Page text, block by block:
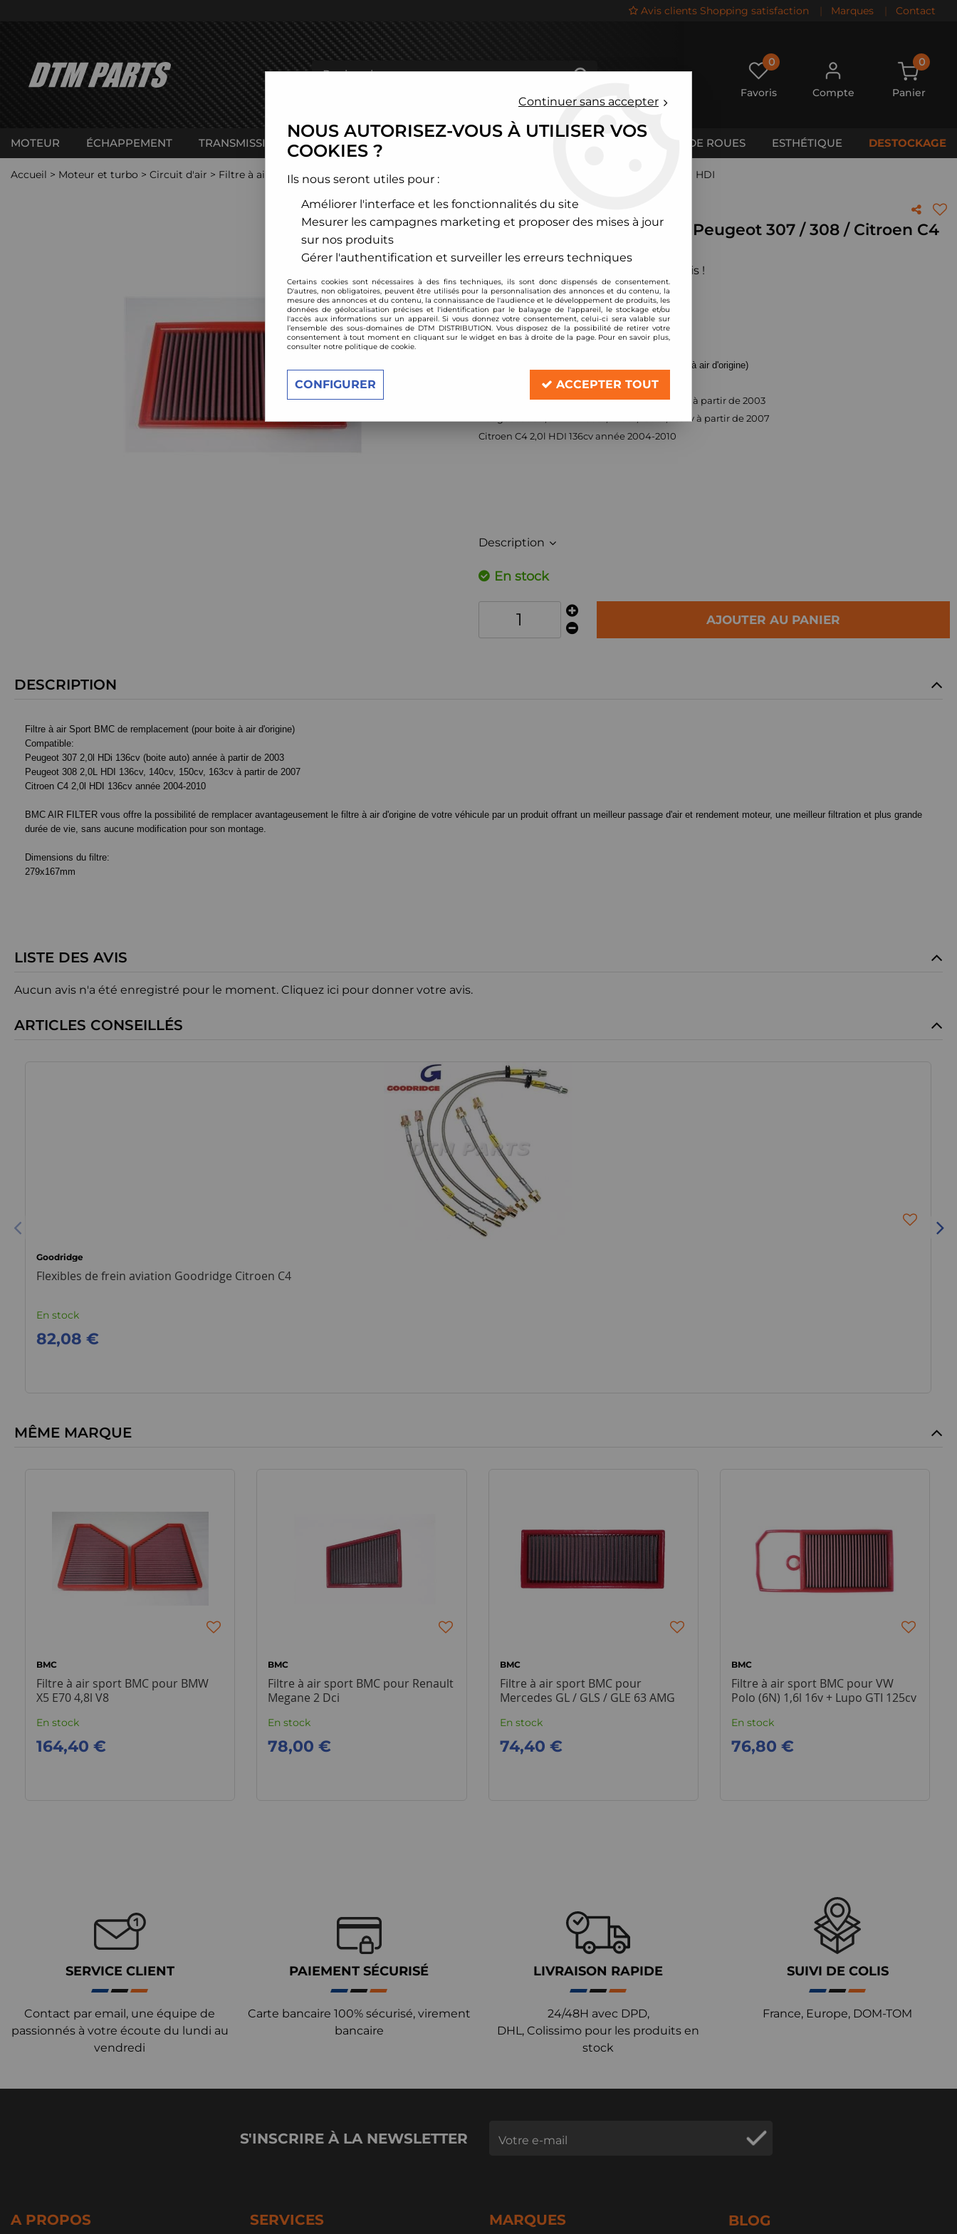
Avis clients Shopping satisfaction | Marques | Contact
0
Favoris Compte
0
Panier
MOTEUR ÉCHAPPEMENT TRANSMISSION CHÂSSIS CALES DE ROUES ESTHÉTIQUE DESTOCKAGE
Accueil > Moteur et turbo > Circuit d'air > Filtre à air sport > Citroen >C4 >Filtre à air sport BMC pour Peugeot 307 / 308 / Citroen C4 2,0l HDI
BMC
Filtre à air sport BMC pour Peugeot 307 / 308 / Citroen C4
Soyez le premier à donner votre avis !
76,80 €TTC
Réf. : 767/20
Filtre à air Sport BMC de remplacement (pour boite à air d'origine)
Peugeot 307 2,0l HDi 136cv (boite auto) année à partir de 2003
Peugeot 308 2,0L HDI 136cv, 140cv, 150cv, 163cv à partir de 2007
Citroen C4 2,0l HDI 136cv année 2004-2010
Description
En stock
AJOUTER AU PANIER
DESCRIPTION
Filtre à air Sport BMC de remplacement (pour boite à air d'origine)
Compatible:
Peugeot 307 2,0l HDi 136cv (boite auto) année à partir de 2003
Peugeot 308 2,0L HDI 136cv, 140cv, 150cv, 163cv à partir de 2007
Citroen C4 2,0l HDI 136cv année 2004-2010
BMC AIR FILTER vous offre la possibilité de remplacer avantageusement le filtre à air d'origine de votre véhicule par un produit offrant un meilleur passage d'air et rendement moteur, une meilleur filtration et plus grande
durée de vie, sans aucune modification pour son montage.
Dimensions du filtre:
279x167mm
LISTE DES AVIS
Aucun avis n'a été enregistré pour le moment. Cliquez ici pour donner votre avis.
ARTICLES CONSEILLÉS
Goodridge
Flexibles de frein aviation Goodridge Citroen C4
En stock
82,08 €
MÊME MARQUE
BMC
Filtre à air sport BMC pour BMW
X5 E70 4,8l V8
En stock
164,40 €
BMC
Filtre à air sport BMC pour Renault
Megane 2 Dci
En stock
78,00 €
BMC
Filtre à air sport BMC pour
Mercedes GL / GLS / GLE 63 AMG
En stock
74,40 €
BMC
Filtre à air sport BMC pour VW
Polo (6N) 1,6l 16v + Lupo GTI 125cv
En stock
76,80 €
SERVICE CLIENT
Contact par email, une équipe de
passionnés à votre écoute du lundi au
vendredi
PAIEMENT SÉCURISÉ
Carte bancaire 100% sécurisé, virement
bancaire
LIVRAISON RAPIDE
24/48H avec DPD,
DHL, Colissimo pour les produits en
stock
SUIVI DE COLIS
France, Europe, DOM-TOM
S'INSCRIRE À LA NEWSLETTER
A PROPOS SERVICES MARQUES BLOG
Continuer sans accepter
NOUS AUTORISEZ-VOUS À UTILISER VOS
COOKIES ?
Ils nous seront utiles pour :
Améliorer l'interface et les fonctionnalités du site
Mesurer les campagnes marketing et proposer des mises à jour
sur nos produits
Gérer l'authentification et surveiller les erreurs techniques
Certains cookies sont nécessaires à des fins techniques, ils sont donc dispensés de consentement.
D'autres, non obligatoires, peuvent être utilisés pour la personnalisation des annonces et du contenu, la
mesure des annonces et du contenu, la connaissance de l'audience et le développement de produits, les
données de géolocalisation précises et l'identification par le balayage de l'appareil, le stockage et/ou
l'accès aux informations sur un appareil. Si vous donnez votre consentement, celui-ci sera valable sur
l’ensemble des sous-domaines de DTM DISTRIBUTION. Vous disposez de la possibilité de retirer votre
consentement à tout moment en cliquant sur le widget en bas à droite de la page. Pour en savoir plus,
consulter notre politique de cookie.
CONFIGURER ACCEPTER TOUT